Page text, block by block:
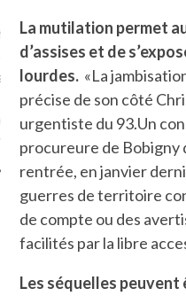
incite à un autre regard
curiosité. C’est un
surla-femme-qui-
TWITTER
La mutilation permet
d’assises et de
lourdes. «La
précise de son côté
urgentiste du 93.Un
procureure de Bobigny
rentrée, en janvier
guerres de territoire
de compte ou des
facilités par la libre
Les séquelles